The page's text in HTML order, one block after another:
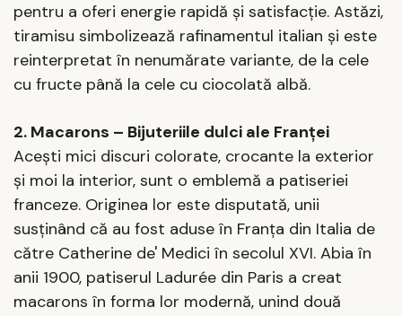
pentru a oferi energie rapidă și satisfacție. Astăzi,
tiramisu simbolizează rafinamentul italian și este
reinterpretat în nenumărate variante, de la cele
cu fructe până la cele cu ciocolată albă.
2. Macarons – Bijuteriile dulci ale Franței
Acești mici discuri colorate, crocante la exterior
și moi la interior, sunt o emblemă a patiseriei
franceze. Originea lor este disputată, unii
susținând că au fost aduse în Franța din Italia de
către Catherine de' Medici în secolul XVI. Abia în
anii 1900, patiserul Ladurée din Paris a creat
macarons în forma lor modernă, unind două